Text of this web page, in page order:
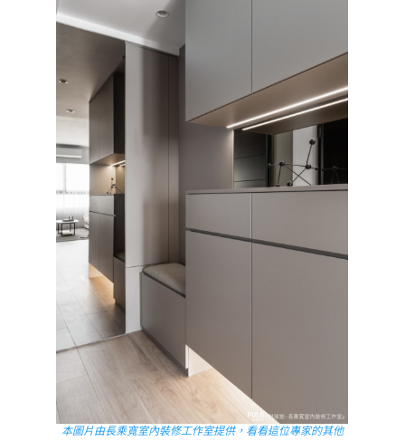
本圖片由長乘寬室內裝修工作室提供，看看這位專家的其他